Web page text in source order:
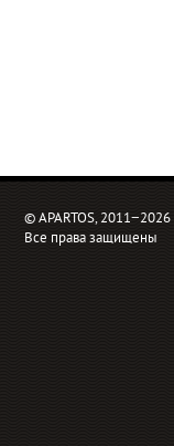
© APARTOS, 2011−2026
Все права защищены